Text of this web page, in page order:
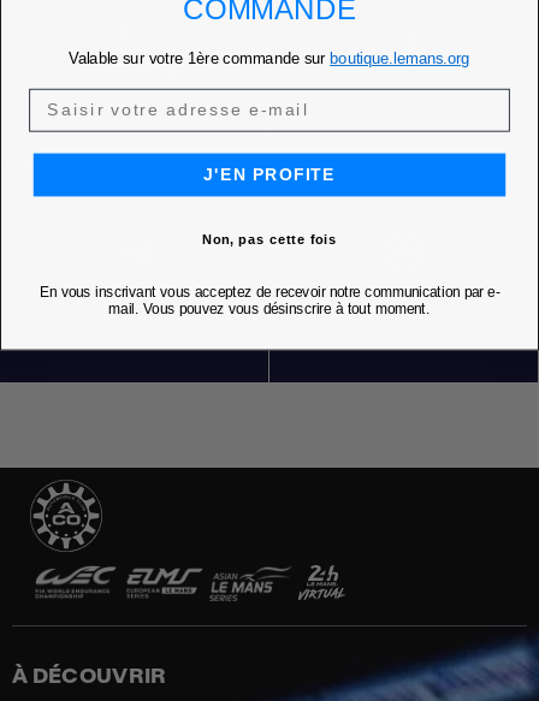
SERVICE CLIENT 5 JOURS SUR 7
NOS BOUTIQUES
À DÉCOUVRIR
COMMANDE
Valable sur votre 1ère commande sur boutique.lemans.org
J'EN PROFITE
Non, pas cette fois
En vous inscrivant vous acceptez de recevoir notre communication par e-
mail. Vous pouvez vous désinscrire à tout moment.